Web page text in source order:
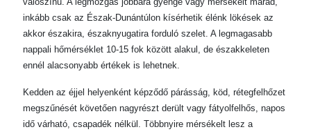
inkább csak az Észak-Dunántúlon kísérhetik élénk lökések az
akkor északira, északnyugatira forduló szelet. A legmagasabb
nappali hőmérséklet 10-15 fok között alakul, de északkeleten
ennél alacsonyabb értékek is lehetnek.
Kedden az éjjel helyenként képződő párásság, köd, rétegfelhőzet
megszűnését követően nagyrészt derült vagy fátyolfelhős, napos
idő várható, csapadék nélkül. Többnyire mérsékelt lesz a